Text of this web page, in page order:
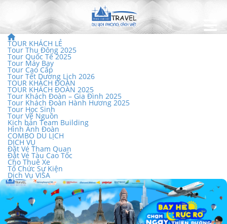
TOUR KHÁCH LẺ
Tour Thu Đông 2025
Tour Quốc Tế 2025
Tour Máy Bay
Tour Cao Cấp
Tour Tết Dương Lịch 2026
TOUR KHÁCH ĐOÀN
TOUR KHÁCH ĐOÀN 2025
Tour Khách Đoàn – Gia Đình 2025
Tour Khách Đoàn Hành Hương 2025
Tour Học Sinh
Tour Về Nguồn
Kịch bản Team Building
Hình Ảnh Đoàn
COMBO DU LỊCH
DỊCH VỤ
Đặt Vé Tham Quan
Đặt Vé Tàu Cao Tốc
Cho Thuê Xe
Tổ Chức Sự Kiện
Dịch Vụ VISA